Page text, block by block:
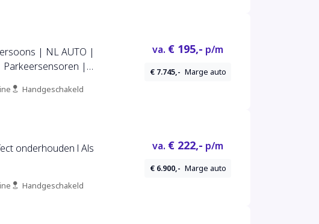
| NL AUTO |
|
Handgeschakeld
va. € 195,- p/m
€ 7.745,- Marge auto
onderhouden l Als
Handgeschakeld
va. € 222,- p/m
€ 6.900,- Marge auto